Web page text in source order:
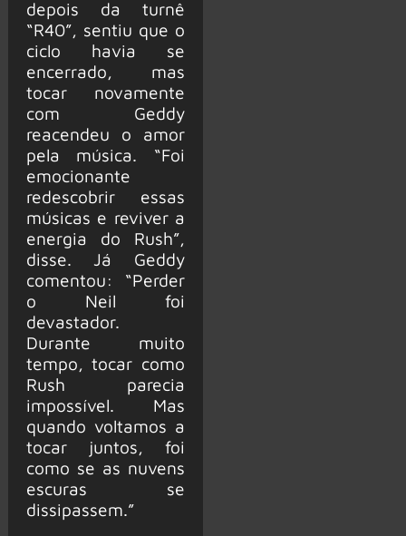
depois da turnê
“R40”, sentiu que o
ciclo havia se
encerrado, mas
tocar novamente
com Geddy
reacendeu o amor
pela música. “Foi
emocionante
redescobrir essas
músicas e reviver a
energia do Rush”,
disse. Já Geddy
comentou: “Perder
o Neil foi
devastador.
Durante muito
tempo, tocar como
Rush parecia
impossível. Mas
quando voltamos a
tocar juntos, foi
como se as nuvens
escuras se
dissipassem.”